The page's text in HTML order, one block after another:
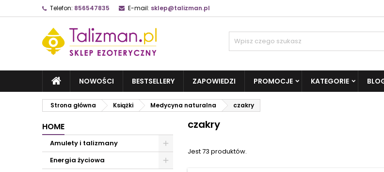
Telefon: 856547835 E-mail: sklep@talizman.pl
NOWOŚCI BESTSELLERY ZAPOWIEDZI PROMOCJE KATEGORIE
Strona główna Książki Medycyna naturalna czakry
HOME
Amulety i talizmany
Energia życiowa
czakry
Jest 73 produktów.